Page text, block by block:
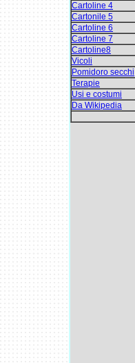
Cartoline 4
Cartonile 5
Cartoline 6
Cartoline 7
Cartoline8
Vicoli
Pomidoro secchi
Terapie
Usi e costumi
Da Wikipedia